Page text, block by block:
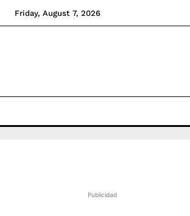
Friday, August 7, 2026
Publicidad